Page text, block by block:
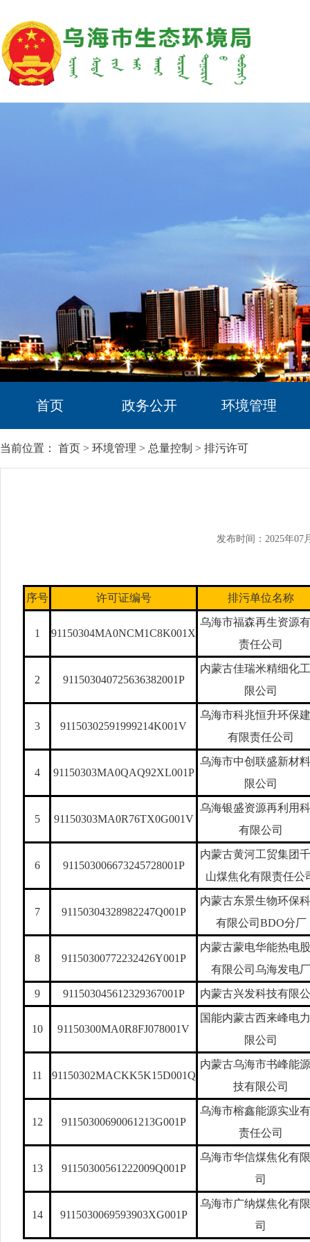
首页 政务公开 环境管理
当前位置： 首页 > 环境管理 > 总量控制 > 排污许可
发布时间：2025年07
序号 许可证编号 排污单位名称
1 91150304MA0NCM1C8K001X
乌海市福森再生资源
责任公司
2 911503040725636382001P
内蒙古佳瑞米精细化
限公司
3 91150302591999214K001V
乌海市科兆恒升环保
有限责任公司
4 91150303MA0QAQ92XL001P
乌海市中创联盛新材
限公司
5 91150303MA0R76TX0G001V
乌海银盛资源再利用
有限公司
6 911503006673245728001P
内蒙古黄河工贸集团
山煤焦化有限责任公
7 91150304328982247Q001P
内蒙古东景生物环保
有限公司BDO分厂
8 91150300772232426Y001P
内蒙古蒙电华能热电
有限公司乌海发电厂
9 911503045612329367001P 内蒙古兴发科技有限
10 91150300MA0R8FJ078001V
国能内蒙古西来峰电
限公司
11 91150302MACKK5K15D001Q
内蒙古乌海市书峰能
技有限公司
12 91150300690061213G001P
乌海市榕鑫能源实业
责任公司
13 91150300561222009Q001P
乌海市华信煤焦化有
司
14 9115030069593903XG001P
乌海市广纳煤焦化有
司